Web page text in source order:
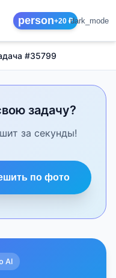
person+20 ₽dark_mode
#35799
задачу?
за секунды!
по фото
AI